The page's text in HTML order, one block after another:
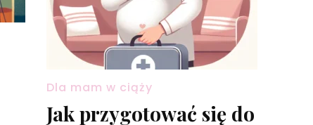
Dla mam w ciąży
Jak przygotować się do